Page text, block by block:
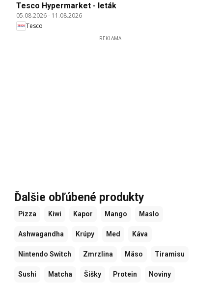
Tesco Hypermarket - leták
05.08.2026- 11.08.2026
Tesco
REKLAMA
Ďalšie obľúbené produkty
Pizza Kiwi Kapor Mango Maslo
Ashwagandha Krúpy Med Káva
Nintendo Switch Zmrzlina Mäso Tiramisu
Sushi Matcha Šišky Protein Noviny